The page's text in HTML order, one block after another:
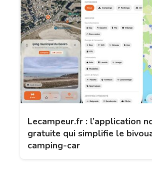
Lecampeur.fr : l’application
gratuite qui simplifie le
camping-car